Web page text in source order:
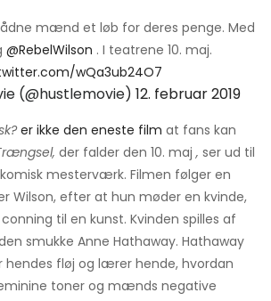
mænd et løb for deres penge. Med
@RebelWilson . I teatrene 10. maj.
wQa3ub24O7
(@hustlemovie) 12. februar 2019
er ikke den eneste film at fans kan
der falder den 10. maj , ser ud til
mesterværk. Filmen følger en
Wilson, efter at hun møder en kvinde,
til en kunst. Kvinden spilles af
smukke Anne Hathaway. Hathaway
hendes fløj og lærer hende, hvordan
toner og mænds negative